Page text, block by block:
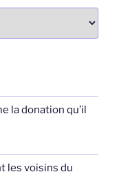
la donation qu’il
les voisins du